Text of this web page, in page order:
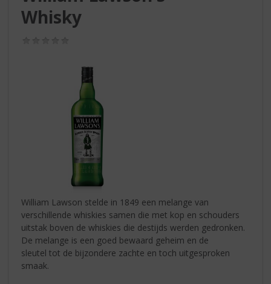
Whisky
William Lawson stelde in 1849 een melange van
verschillende whiskies samen die met kop en schouders
uitstak boven de whiskies die destijds werden gedronken.
De melange is een goed bewaard geheim en de
sleutel tot de bijzondere zachte en toch uitgesproken
smaak.